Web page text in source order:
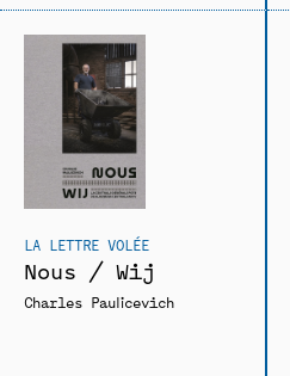
LA LETTRE VOLÉE
Nous / Wij
Charles Paulicevich